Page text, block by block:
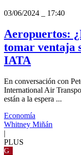
03/06/2024
17:40
Aeropuertos:
tomar ventaja
IATA
En conversación con
International Air
están a la espera ...
Economía
Whitney Miñán
|
PLUS
G